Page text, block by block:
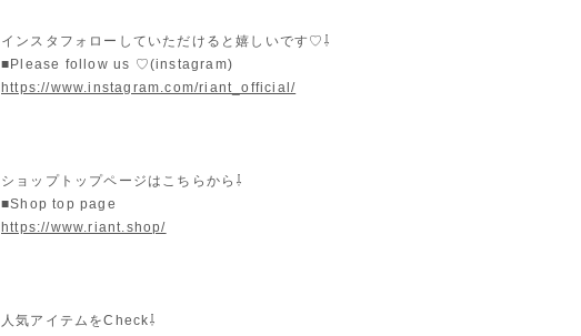
インスタフォローしていただけると嬉しいです♡⇩
■Please follow us ♡(instagram)
https://www.instagram.com/riant_official/
ショップトップページはこちらから⇩
■Shop top page
https://www.riant.shop/
人気アイテムをCheck⇩